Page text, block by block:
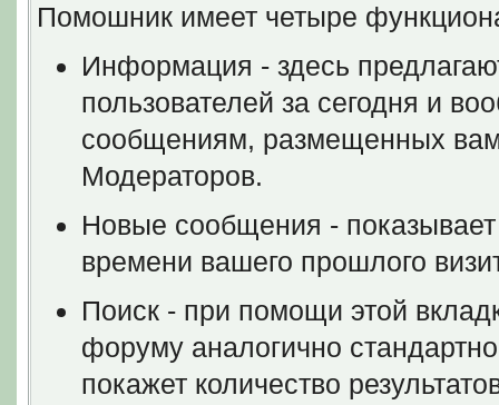
Помошник имеет четыре
Информация - здесь
пользователей за сегодня и
сообщениям, размещенных
Модераторов.
Новые сообщения -
времени вашего прошлого
Поиск - при помощи этой
форуму аналогично
покажет количество